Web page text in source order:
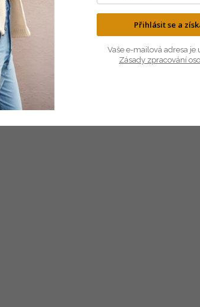
ale velmi
PŘÍRODNÍ
Korek pochází z kůry dubu
100% přírodní a
PRODUKTY
Přihlásit se a
Vaše e-mailová adresa je
Zásady zpracování